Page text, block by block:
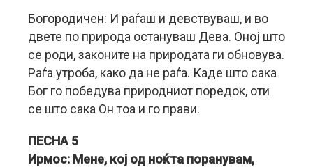
Богородичен: И раѓаш и девствуваш, и во
двете по природа остануваш Дева. Оној што
се роди, законите на природата ги обновува.
Раѓа утроба, како да не раѓа. Каде што сака
Бог го победува природниот поредок, оти
се што сака Он тоа и го прави.
ПЕСНА 5
Ирмос: Мене, кој од ноќта поранувам,